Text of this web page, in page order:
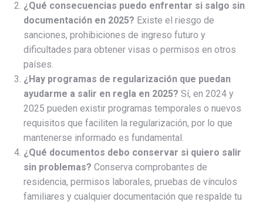
¿Qué consecuencias puedo enfrentar si salgo sin
documentación en 2025? Existe el riesgo de
sanciones, prohibiciones de ingreso futuro y
dificultades para obtener visas o permisos en otros
países.
¿Hay programas de regularización que puedan
ayudarme a salir en regla en 2025? Sí, en 2024 y
2025 pueden existir programas temporales o nuevos
requisitos que faciliten la regularización, por lo que
mantenerse informado es fundamental.
¿Qué documentos debo conservar si quiero salir
sin problemas? Conserva comprobantes de
residencia, permisos laborales, pruebas de vínculos
familiares y cualquier documentación que respalde tu